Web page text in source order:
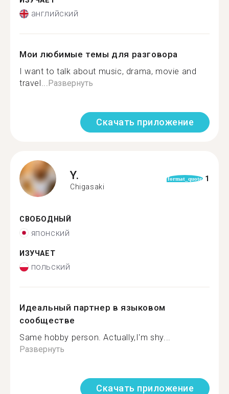
английский
Мои любимые темы для разговора
I want to talk about music, drama, movie and
travel...Развернуть
Скачать приложение
Y.
Chigasaki
format_quote 1
СВОБОДНЫЙ
японский
ИЗУЧАЕТ
польский
Идеальный партнер в языковом
сообществе
Same hobby person. Actually,I'm shy...
Развернуть
Скачать приложение